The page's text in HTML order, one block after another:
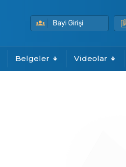
Bayi Girişi
Belgeler Videolar